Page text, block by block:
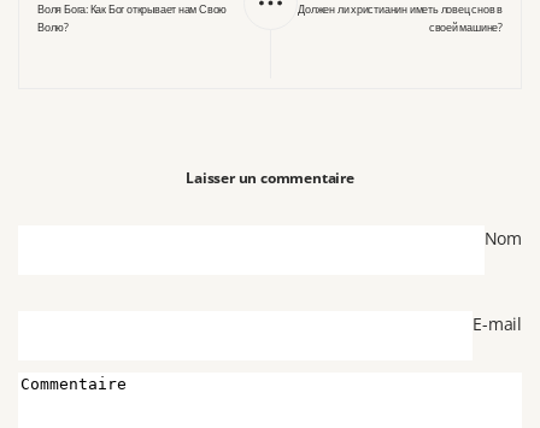
Воля Бога: Как Бог открывает нам Свою
Волю?
Должен ли христианин иметь ловец снов в
своей машине?
Laisser un commentaire
Nom
E-mail